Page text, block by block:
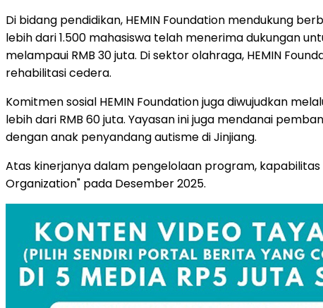
Di bidang pendidikan, HEMIN Foundation mendukung
lebih dari 1.500 mahasiswa telah menerima dukungan
melampaui RMB 30 juta. Di sektor olahraga, HEMIN
rehabilitasi cedera.
Komitmen sosial HEMIN Foundation juga diwujudkan
lebih dari RMB 60 juta. Yayasan ini juga mendanai
dengan anak penyandang autisme di Jinjiang.
Atas kinerjanya dalam pengelolaan program,
Organization" pada Desember 2025.